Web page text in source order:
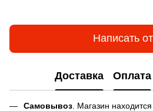
Написать
Доставка Оплата
Самовывоз . Магазин